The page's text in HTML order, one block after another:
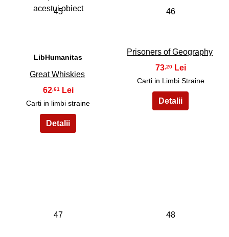
45
LibHumanitas
Great Whiskies
62 ,61
Carti in limbi straine
46
Prisoners of Geography
73 ,20
Carti in Limbi Straine
47 48